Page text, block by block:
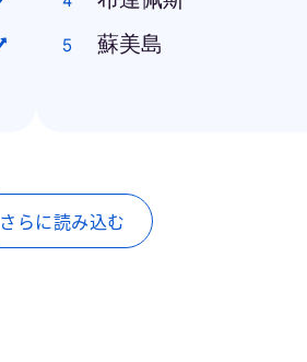
蘇美島
さらに読み込む